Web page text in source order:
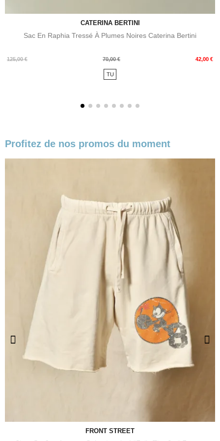
CATERINA BERTINI
Sac En Raphia Tressé À Plumes Noires Caterina Bertini
125,00 €
Prix
70,00 € 42,00 €
Prix
TU
Profitez de nos promos du moment
FRONT STREET